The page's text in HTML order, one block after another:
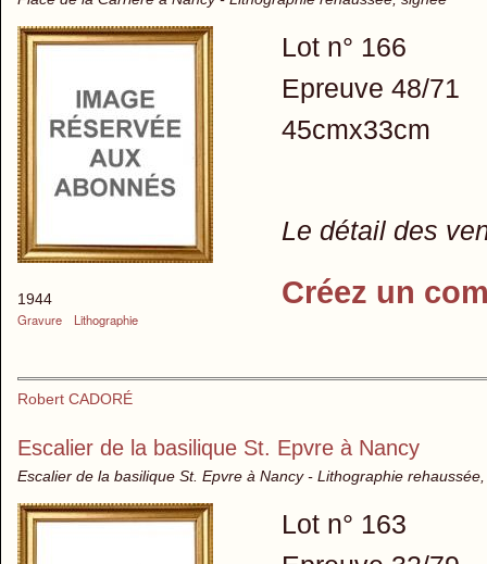
1944
Gravure
Lithographie
Lot n° 166
Epreuve 48/71
45cmx33cm
Le détail des
Créez un
Robert CADORÉ
Escalier de la basilique St. Epvre à Nancy
Escalier de la basilique St. Epvre à Nancy - Lithographie
Lot n° 163